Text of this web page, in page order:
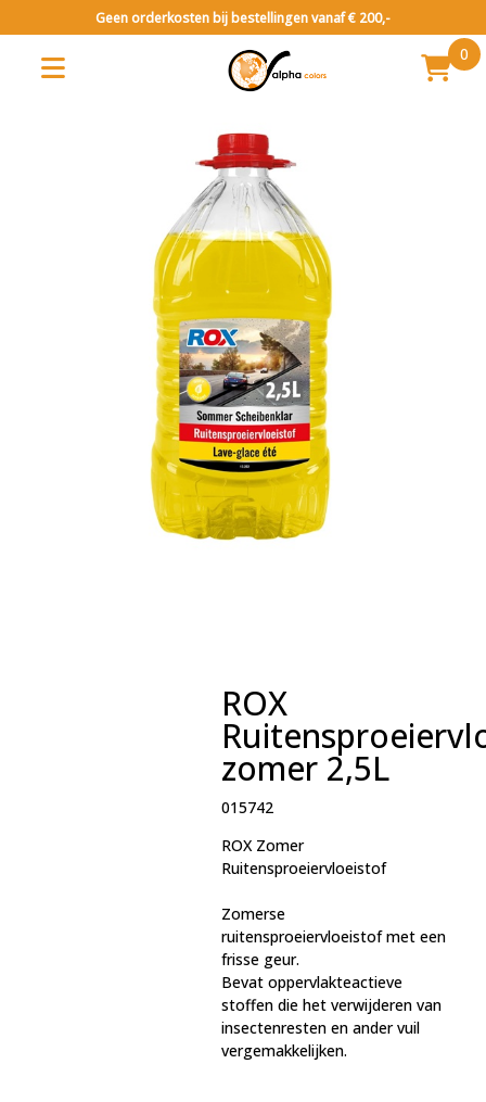
Geen orderkosten bij bestellingen vanaf € 200,-
0
ROX
zomer 2,5L
015742
ROX Zomer
Ruitensproeiervloeistof
Zomerse
ruitensproeiervloeistof met een
frisse geur.
Bevat oppervlakteactieve
stoffen die het verwijderen van
insectenresten en ander vuil
vergemakkelijken.